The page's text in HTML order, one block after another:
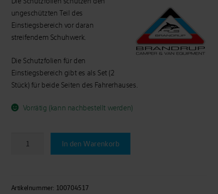
ungeschützten Teil des
Einstiegsbereich vor daran
streifendem Schuhwerk.
Die Schutzfolien für den
Einstiegsbereich gibt es als Set (2
Stück) für beide Seiten des Fahrerhauses.
Vorrätig (kann nachbestellt werden)
Fahrerhaus-
In den Warenkorb
Artikelnummer: 100704517